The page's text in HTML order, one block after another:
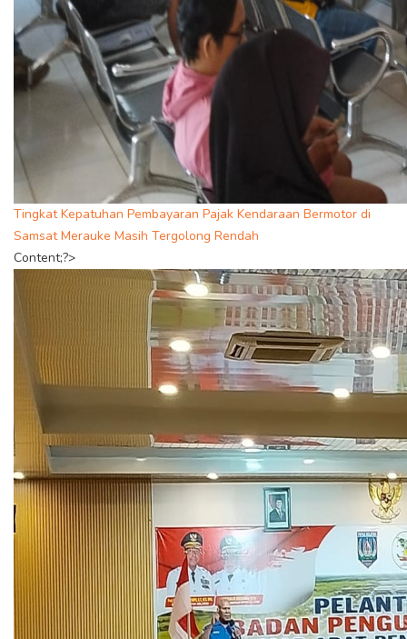
Tingkat Kepatuhan Pembayaran Pajak Kendaraan Bermotor di
Samsat Merauke Masih Tergolong Rendah
Content;?>